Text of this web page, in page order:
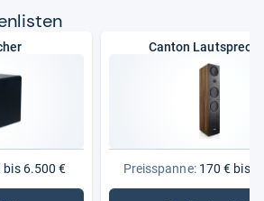
6.500 €
Canton
Preisspanne:170 € bis